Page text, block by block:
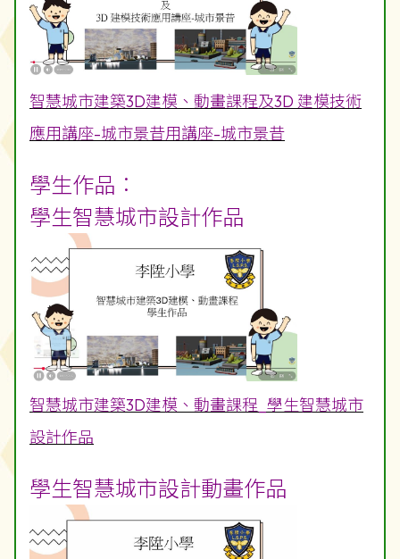
智慧城市建築3D建模、動畫課程及3D 建模技術
應用講座-城市景昔用講座-城市景昔
學生作品︰
學生智慧城市設計作品
智慧城市建築3D建模、動畫課程_學生智慧城市
設計作品
學生智慧城市設計動畫作品